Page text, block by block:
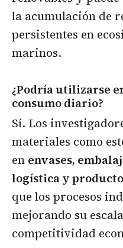
la acumulación de
persistentes en
marinos.
¿Podría utilizarse
consumo diario?
Sí. Los
materiales como
en envases,
logística y
que los procesos
mejorando su
competitividad